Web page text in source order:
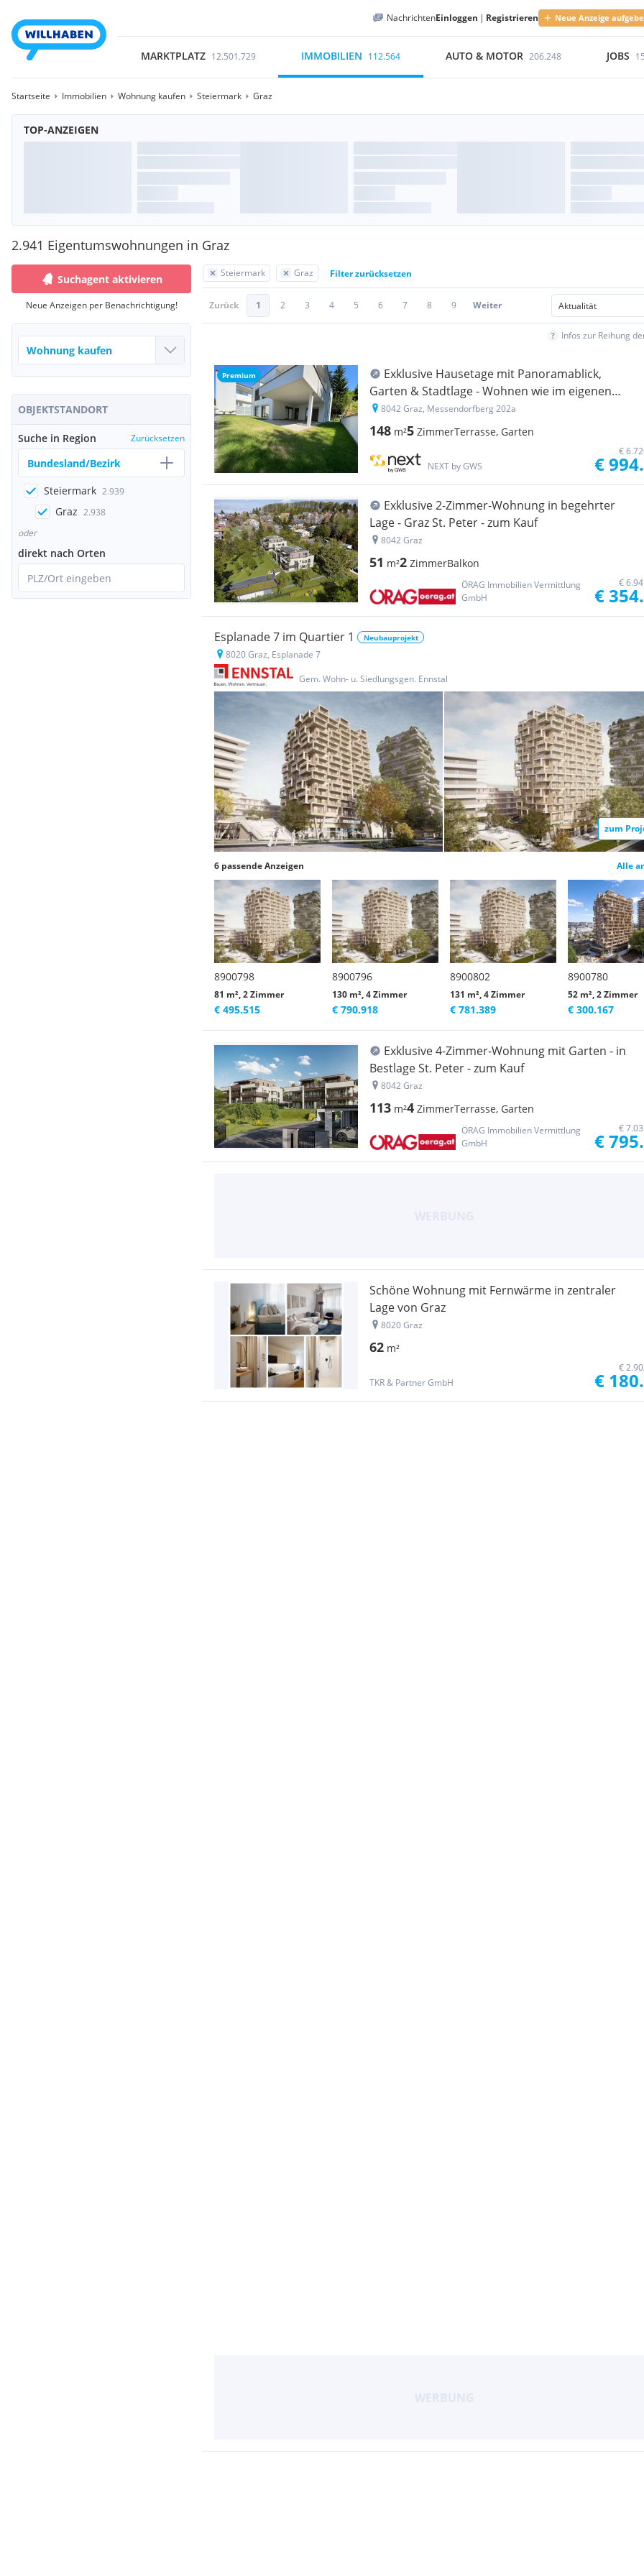
NachrichtenEinloggen | Registrieren Neue Anzeige
MARKTPLATZ 12.501.729 IMMOBILIEN 112.564 AUTO & MOTOR 206.248 JOBS
Startseite Immobilien Wohnung kaufen Steiermark Graz
TOP-ANZEIGEN
2.941 Eigentumswohnungen in Graz
Suchagent aktivieren
Neue Anzeigen per Benachrichtigung!
OBJEKTSTANDORT
Suche in Region Zurücksetzen
Bundesland/Bezirk
Steiermark 2.939
Graz 2.938
oder
direkt nach Orten
PLZ/Ort eingeben
Steiermark Graz Filter zurücksetzen
Zurück 1 2 3 4 5 6 7 8 9 Weiter
Infos zur Reihung
Premium
Exklu­sive Hause­tage mit Panora­ma­blick,
Garten & Stadt­lage - Wohnen wie im eigenen
Haus"
8042 Graz, Messendorfberg 202a
148 m²5 ZimmerTerrasse, Garten
NEXT by GWS
€
€
Exklusive 2-Zimmer-Wohnung in begehrter
Lage - Graz St. Peter - zum Kauf
8042 Graz
51 m²2 ZimmerBalkon
ÖRAG Immobilien Vermittlung
GmbH
€
€
Esplanade 7 im Quartier 1 Neubauprojekt
8020 Graz, Esplanade 7
Gem. Wohn- u. Siedlungsgen. Ennstal
zum
6 passende Anzeigen Alle
8900798
81 m², 2 Zimmer
€ 495.515
8900796
130 m², 4 Zimmer
€ 790.918
8900802
131 m², 4 Zimmer
€ 781.389
8900780
52 m², 2 Zimmer
€ 300.167
Exklusive 4-Zimmer-Wohnung mit Garten - in
Bestlage St. Peter - zum Kauf
8042 Graz
113 m²4 ZimmerTerrasse, Garten
ÖRAG Immobilien Vermittlung
GmbH
€
€
Schöne Wohnung mit Fernwärme in zentraler
Lage von Graz
8020 Graz
62 m²
TKR & Partner GmbH
€
€